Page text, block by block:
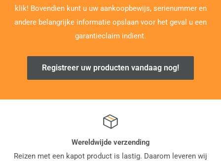
klik! Bovendien kunt u uw aankoopbewijs, serienummer en
andere belangrijke informatie opslaan voor het geval u een
garantieclaim indient.
Registreer uw producten vandaag nog!
Wereldwijde verzending
Reizen met een kapot product is lastig. Daarom leveren wij